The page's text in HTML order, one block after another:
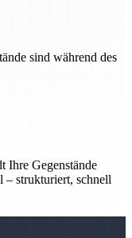
sind während des
Ihre Gegenstände
– strukturiert, schnell